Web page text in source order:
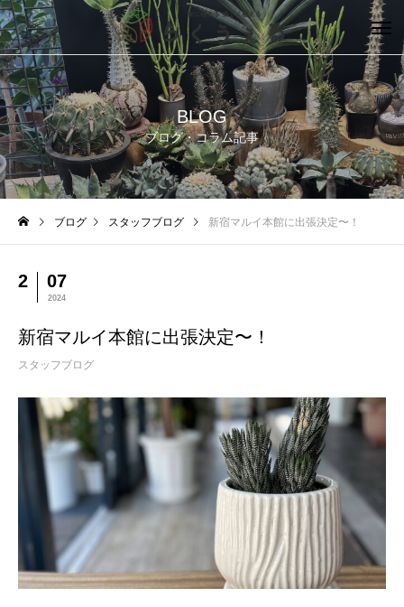
BLOG
ブログ・コラム記事
ブログ スタッフブログ 新宿マルイ本館に出張決定〜！
2 07
2024
新宿マルイ本館に出張決定〜！
スタッフブログ